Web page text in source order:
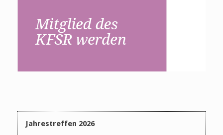
Jahrestreffen 2026